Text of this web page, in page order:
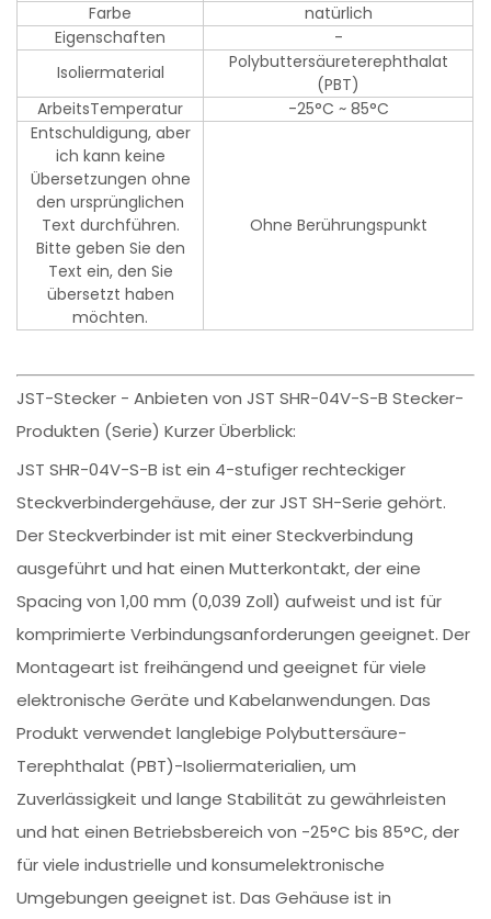
Farbe
natürlich
Eigenschaften
-
Isoliermaterial
Polybuttersäureterephthalat
(PBT)
ArbeitsTemperatur
-25°C ~ 85°C
Entschuldigung, aber
ich kann keine
Übersetzungen ohne
den ursprünglichen
Text durchführen.
Bitte geben Sie den
Text ein, den Sie
übersetzt haben
möchten.
Ohne Berührungspunkt
JST-Stecker - Anbieten von JST SHR-04V-S-B Stecker-
Produkten (Serie) Kurzer Überblick:
JST SHR-04V-S-B ist ein 4-stufiger rechteckiger
Steckverbindergehäuse, der zur JST SH-Serie gehört.
Der Steckverbinder ist mit einer Steckverbindung
ausgeführt und hat einen Mutterkontakt, der eine
Spacing von 1,00 mm (0,039 Zoll) aufweist und ist für
komprimierte Verbindungsanforderungen geeignet. Der
Montageart ist freihängend und geeignet für viele
elektronische Geräte und Kabelanwendungen. Das
Produkt verwendet langlebige Polybuttersäure-
Terephthalat (PBT)-Isoliermaterialien, um
Zuverlässigkeit und lange Stabilität zu gewährleisten
und hat einen Betriebsbereich von -25°C bis 85°C, der
für viele industrielle und konsumelektronische
Umgebungen geeignet ist. Das Gehäuse ist in